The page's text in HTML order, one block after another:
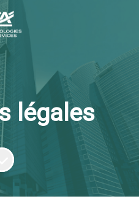
légales
défiler jusqu'au contenu